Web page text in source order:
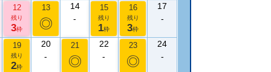
12
残り
3枠
13
◎
14
-
15
残り
1枠
16
残り
3枠
17
-
19
残り
2枠
20
-
21
◎
22
-
23
◎
24
-